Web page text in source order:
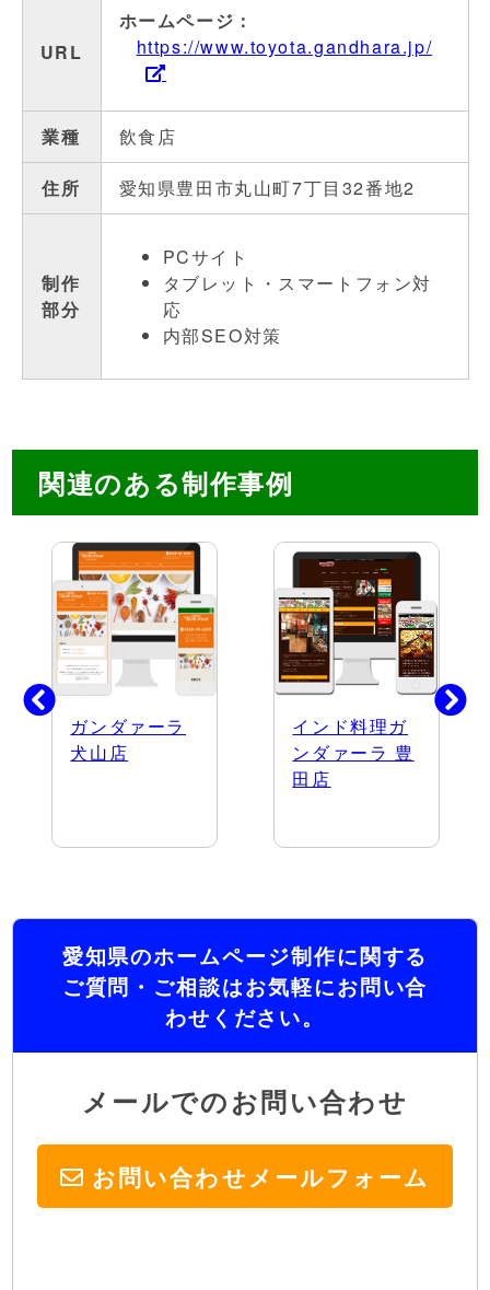
URL
ホームページ：
https://www.toyota.gandhara.jp/
業種 飲食店
住所 愛知県豊田市丸山町7丁目32番地2
制作
部分
PCサイト
タブレット・スマートフォン対
応
内部SEO対策
関連のある制作事例
ガンダァーラ
犬山店
インド料理ガ
ンダァーラ 豊
田店
愛知県のホームページ制作に関する
ご質問・ご相談はお気軽にお問い合
わせください。
メールでのお問い合わせ
お問い合わせメールフォーム